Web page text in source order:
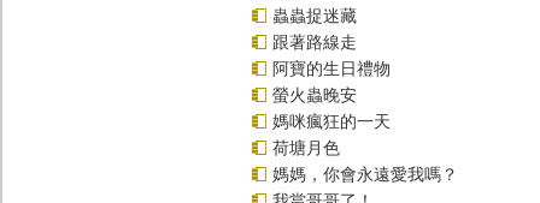
蟲蟲捉迷藏
跟著路線走
阿寶的生日禮物
螢火蟲晚安
媽咪瘋狂的一天
荷塘月色
媽媽，你會永遠愛我嗎？